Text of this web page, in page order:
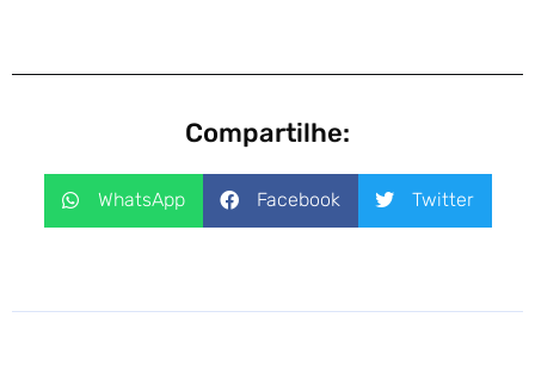
Compartilhe:
WhatsApp Facebook Twitter